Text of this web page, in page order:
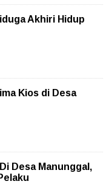
Akhiri Hidup
Kios di Desa
Desa Manunggal,